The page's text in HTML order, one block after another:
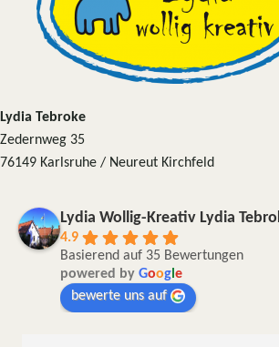
Lydia Tebroke
Zedernweg 35
76149 Karlsruhe / Neureut Kirchfeld
Lydia Wollig-Kreativ Lydia
4.9
Basierend auf 35 Bewertungen
powered by Goog e
bewerte uns auf